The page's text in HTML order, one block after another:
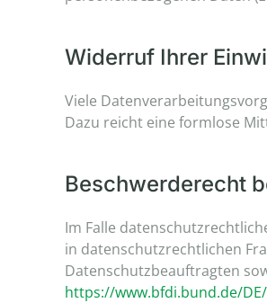
Widerruf Ihrer
Viele
Dazu reicht eine formlose
Beschwerderecht
Im Falle
in datenschutzrechtlichen
Datenschutzbeauftragten
https://www.bfdi.bund.de/